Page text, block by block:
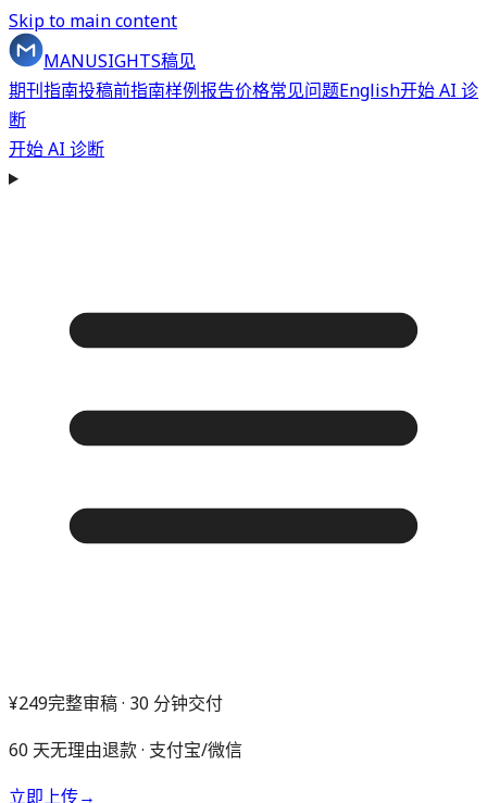
Skip to main content
MANUSIGHTS稿见
期刊指南投稿前指南样例报告价格常见问题English开始 AI 诊
断
开始 AI 诊断
¥249完整审稿 · 30 分钟交付
60 天无理由退款 · 支付宝/微信
立即上传→